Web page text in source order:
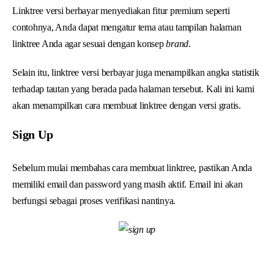
Linktree versi berbayar menyediakan fitur premium seperti
contohnya, Anda dapat mengatur tema atau tampilan halaman
linktree Anda agar sesuai dengan konsepbrand.
Selain itu, linktree versi berbayar juga menampilkan angka statistik
terhadap tautan yang berada pada halaman tersebut. Kali ini kami
akan menampilkan cara membuat linktree dengan versi gratis.
Sign Up
Sebelum mulai membahas cara membuat linktree, pastikan Anda
memiliki email dan password yang masih aktif. Email ini akan
berfungsi sebagai proses verifikasi nantinya.